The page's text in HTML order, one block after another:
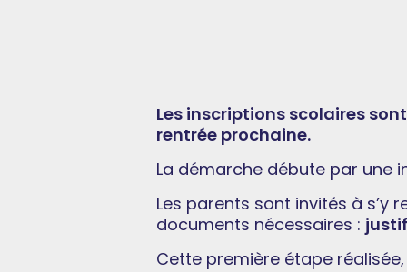
Les inscriptions scolaires
rentrée prochaine.
La démarche débute par une
Les parents sont invités à s’y
documents nécessaires :
Cette première étape